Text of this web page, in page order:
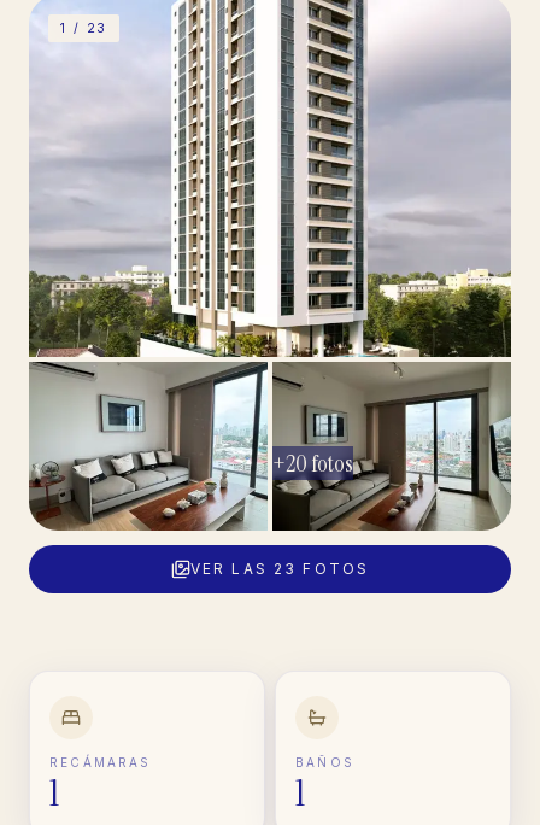
1 / 23
+20fotos
VER LAS 23 FOTOS
RECÁMARAS
1
BAÑOS
1